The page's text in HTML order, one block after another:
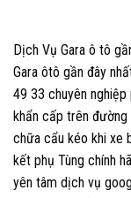
Dịch Vụ Gara ô tô
Gara ôtô gần đây
49 33 chuyên nghiệp
khẩn cấp trên
chữa cẩu kéo khi xe
kết phụ Tùng chính
yên tâm dịch vụ